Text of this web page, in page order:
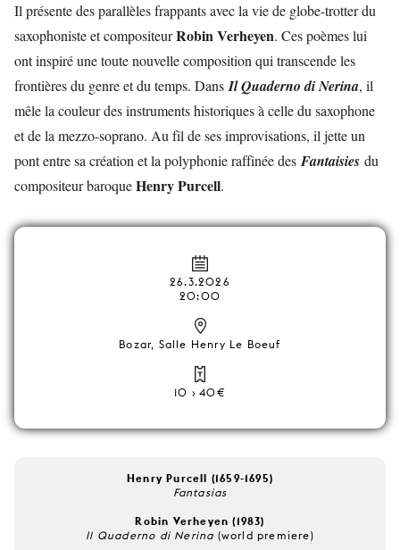
Il présente des parallèles frappants avec la vie de globe-trotter du
saxophoniste et compositeurRobin Verheyen. Ces poèmes lui
ont inspiré une toute nouvelle composition qui transcende les
frontières du genre et du temps. Dans Il Quaderno di Nerina, il
mêle la couleur des instruments historiques à celle du saxophone
et de la mezzo-soprano. Au fil de ses improvisations, il jette un
pont entre sa création et la polyphonie raffinée des Fantaisies du
compositeur baroqueHenry Purcell.
26.3.2026
20:00
Bozar, Salle Henry Le Boeuf
10 › 40€
Henry Purcell (1659-1695)
Fantasias
Robin Verheyen (1983)
Il Quaderno di Nerina (world premiere)